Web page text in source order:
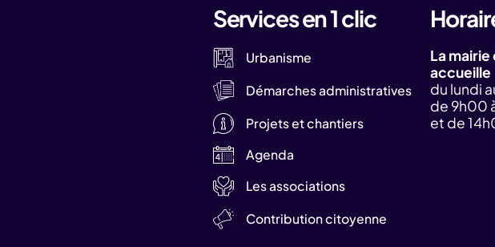
Services en 1 clic
Urbanisme
Démarches administratives
Projets et chantiers
Agenda
Les associations
Contribution citoyenne
La mairie
accueille
du lundi
de 9h00
et de